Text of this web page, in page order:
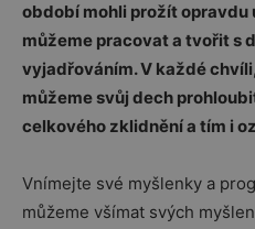
období mohli prožít opravdu
můžeme pracovat a tvořit s
vyjadřováním. V každé
můžeme svůj dech
celkového zklidnění a tím i
Vnímejte své myšlenky a
můžeme všímat svých